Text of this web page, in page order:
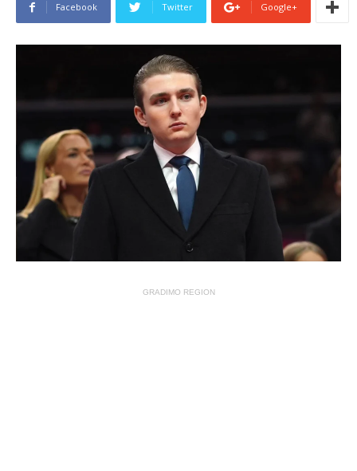
Facebook Twitter Google+
GRADIMO REGION